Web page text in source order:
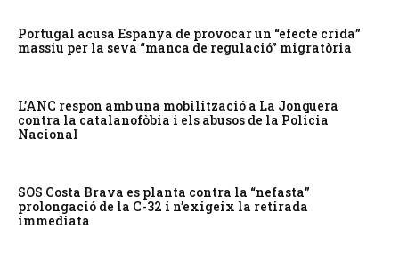
Portugal acusa Espanya de provocar un “efecte crida”
massiu per la seva “manca de regulació” migratòria
L’ANC respon amb una mobilització a La Jonquera
contra la catalanofòbia i els abusos de la Policia
Nacional
SOS Costa Brava es planta contra la “nefasta”
prolongació de la C-32 i n’exigeix la retirada
immediata